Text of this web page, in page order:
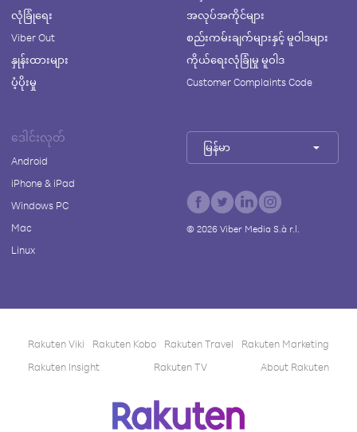
လုံခြုံရေး
Viber Out
နှုန်းထားများ
ပံ့ပိုးမှု
အလုပ်အကိုင်များ
စည်းကမ်းချက်များနှင့် မူဝါဒများ
ကိုယ်ရေးလုံခြုံမှု မူဝါဒ
Customer Complaints Code
ဒေါင်းလုတ်
Android
iPhone & iPad
Windows PC
Mac
Linux
မြန်မာ
© 2026Viber Media S.à r.l.
Rakuten Viki Rakuten Kobo Rakuten Travel
Rakuten Marketing
Rakuten Insight
Rakuten TV About Rakuten